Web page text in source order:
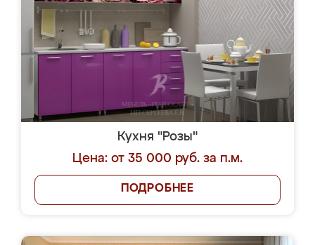
Кухня "Розы"
Цена: от 35 000 руб. за п.м.
ПОДРОБНЕЕ